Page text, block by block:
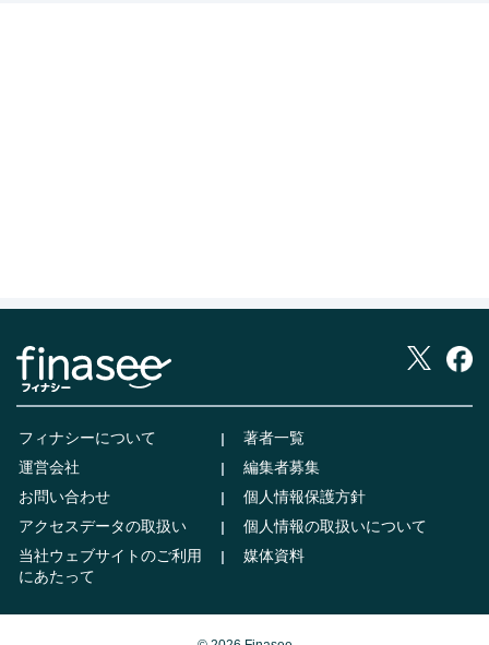
フィナシーについて
著者一覧
運営会社
編集者募集
お問い合わせ
個人情報保護方針
アクセスデータの取扱い
個人情報の取扱いについて
当社ウェブサイトのご利用
にあたって
媒体資料